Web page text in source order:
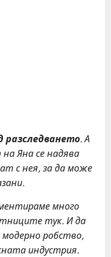
разследването. А
Яна се надява
с нея, за да може
много
тук. И да
робство,
индустрия.